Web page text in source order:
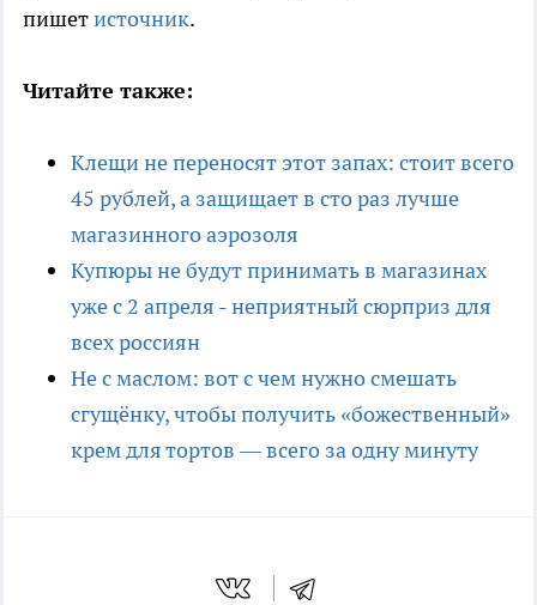
пишетисточник.
Читайте также:
Клещи не переносят этот запах: стоит всего
45 рублей, а защищает в сто раз лучше
магазинного аэрозоля
Купюры не будут принимать в магазинах
уже с 2 апреля - неприятный сюрприз для
всех россиян
Не с маслом: вот с чем нужно смешать
сгущёнку, чтобы получить «божественный»
крем для тортов — всего за одну минуту